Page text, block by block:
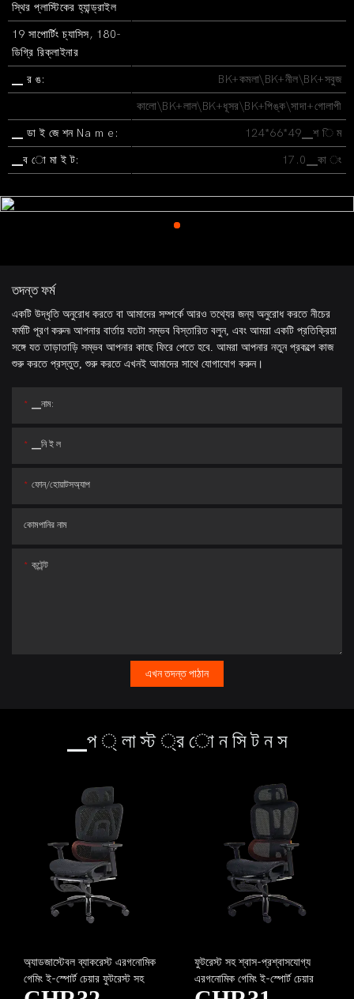
স্থির প্লাস্টিকের হ্যান্ড্রাইল
19 সাপোর্টিং চ্যাসিস, 180-
ডিগ্রি রিক্লাইনার
▁ র ঙ:
BK+কমলা\BK+নীল\BK+সবুজ
কালো\BK+লাল\BK+ধূসর\BK+পিঙ্ক\সাদা+গোলাপী
▁ ডা ই জে শন Na m e:
124*66*49▁শ ি ম
▁ব ো মা ই ট:
17.0▁কা ং
তদন্ত ফর্ম
একটি উদ্ধৃতি অনুরোধ করতে বা আমাদের সম্পর্কে আরও তথ্যের জন্য অনুরোধ করতে নীচের
ফর্মটি পূরণ করুন৷ আপনার বার্তায় যতটা সম্ভব বিস্তারিত বলুন, এবং আমরা একটি প্রতিক্রিয়া
সঙ্গে যত তাড়াতাড়ি সম্ভব আপনার কাছে ফিরে পেতে হবে. আমরা আপনার নতুন প্রকল্পে কাজ
শুরু করতে প্রস্তুত, শুরু করতে এখনই আমাদের সাথে যোগাযোগ করুন।
▁নাম:
▁নি ই ল
ফোন/হোয়াটসঅ্যাপ
কোমপানির নাম
কন্টেন্ট
এখন তদন্ত পাঠান
▁প ্ লা স্ট ্র ো ন সি ট ন স
অ্যাডজাস্টেবল ব্যাকরেস্ট এরগনোমিক
গেমিং ই-স্পোর্ট চেয়ার ফুটরেস্ট সহ
ফুটরেস্ট সহ শ্বাস-প্রশ্বাসযোগ্য
এরগনোমিক গেমিং ই-স্পোর্ট চেয়ার